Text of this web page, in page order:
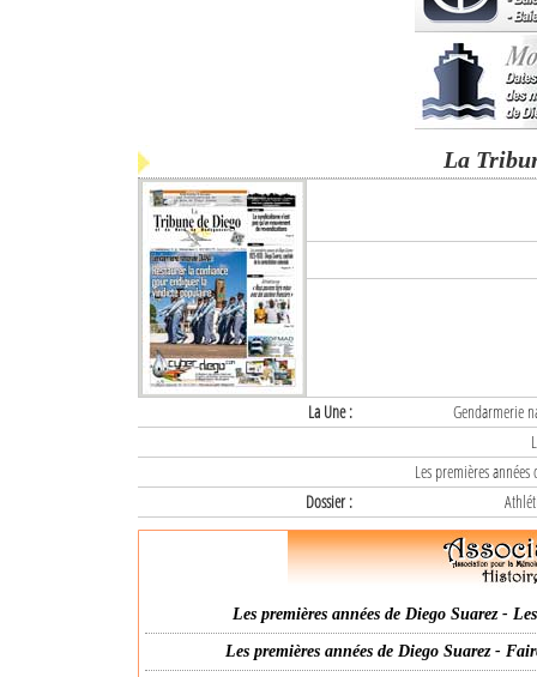
La
La Une :
Gendarmerie
Les premières
Dossier :
Les premières années de Diego Suarez -
Les premières années de Diego Suarez -